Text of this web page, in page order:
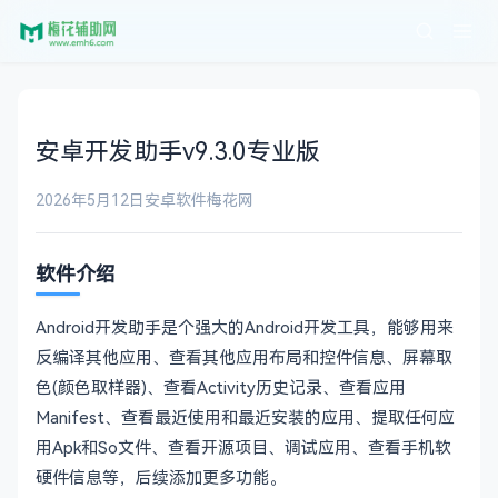
安卓开发助手v9.3.0专业版
2026年5月12日 安卓软件梅花网
软件介绍
Android开发助手是个强大的Android开发工具，能够用来
反编译其他应用、查看其他应用布局和控件信息、屏幕取
色(颜色取样器)、查看Activity历史记录、查看应用
Manifest、查看最近使用和最近安装的应用、提取任何应
用Apk和So文件、查看开源项目、调试应用、查看手机软
硬件信息等，后续添加更多功能。